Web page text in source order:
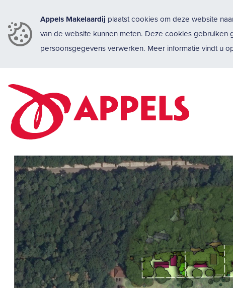
Appels Makelaardij plaatst cookies om deze website
van de website kunnen meten. Deze cookies
persoonsgegevens verwerken. Meer informatie vindt u